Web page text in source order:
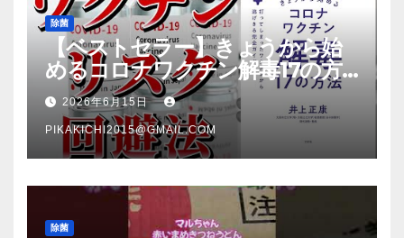
除菌
【ベストセラー】きょうから始
めるコロナワクチン解毒17の方
法【本要約】
2026年6月15日
PIKAKICHI2015@GMAIL.COM
除菌